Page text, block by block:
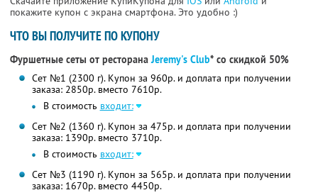
покажите купон с экрана смартфона. Это удобно :)
ЧТО ВЫ ПОЛУЧИТЕ ПО КУПОНУ
Фуршетные сеты от ресторанаJeremy's Club* со скидкой 50%
Сет №1 (2300 г). Купон за 960р. и доплата при получении
заказа: 2850р. вместо 7610р.
В стоимость входит:
Сет №2 (1360 г). Купон за 475р. и доплата при получении
заказа: 1390р. вместо 3710р.
В стоимость входит:
Сет №3 (1190 г). Купон за 565р. и доплата при получении
заказа: 1670р. вместо 4450р.